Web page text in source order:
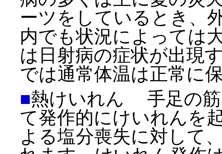
ーツをしているとき、
内でも状況によっては
は日射病の症状が出現
では通常体温は正常に
■熱けいれん 手足の筋
て発作的にけいれんを
よる塩分喪失に対して